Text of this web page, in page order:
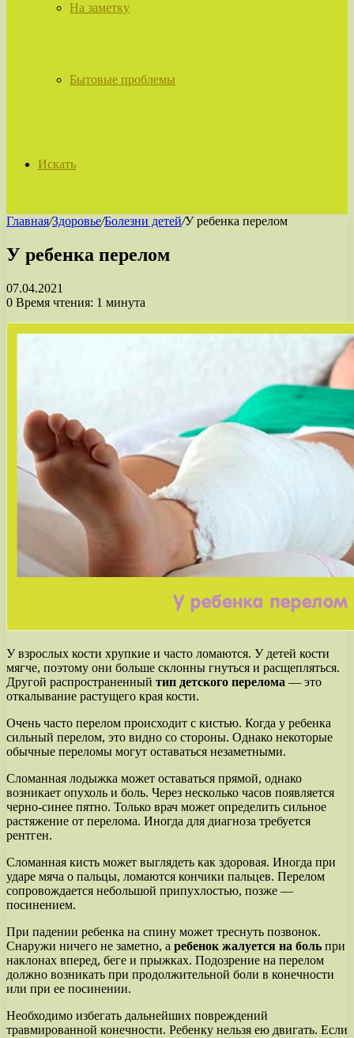
На заметку
Бытовые проблемы
Искать
Главная/Здоровье/Болезни детей/У ребенка перелом
У ребенка перелом
07.04.2021
0 Время чтения: 1 минута
У взрослых кости хрупкие и часто ломаются. У детей кости
мягче, поэтому они больше склонны гнуться и расщепляться.
Другой распространенный тип детского перелома — это
откалывание растущего края кости.
Очень часто перелом происходит с кистью. Когда у ребенка
сильный перелом, это видно со стороны. Однако некоторые
обычные переломы могут оставаться незаметными.
Сломанная лодыжка может оставаться прямой, однако
возникает опухоль и боль. Через несколько часов появляется
черно-синее пятно. Только врач может определить сильное
растяжение от перелома. Иногда для диагноза требуется
рентген.
Сломанная кисть может выглядеть как здоровая. Иногда при
ударе мяча о пальцы, ломаются кончики пальцев. Перелом
сопровождается небольшой припухлостью, позже —
посинением.
При падении ребенка на спину может треснуть позвонок.
Снаружи ничего не заметно, а ребенок жалуется на боль при
наклонах вперед, беге и прыжках. Подозрение на перелом
должно возникать при продолжительной боли в конечности
или при ее посинении.
Необходимо избегать дальнейших повреждений
травмированной конечности. Ребенку нельзя ею двигать. Если